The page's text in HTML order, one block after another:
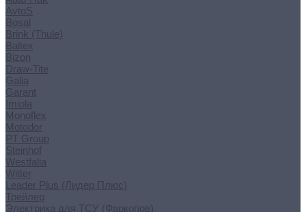
AvtoS
Bosal
Brink (Thule)
Baltex
Bizon
Draw-Tite
Galia
Garant
Imiola
Monoflex
Motodor
PT Group
Steinhof
Westfalia
Witter
Leader Plus (Лидер Плюс)
Трейлер
Электрика для ТСУ (Фаркопов)